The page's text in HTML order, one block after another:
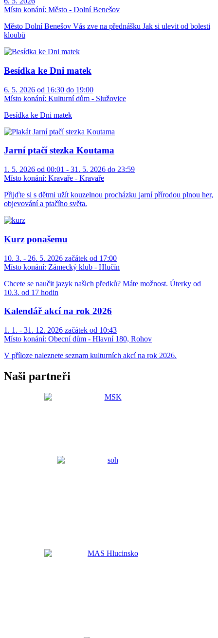
Místo konání: Město - Dolní Benešov
Město Dolní Benešov Vás zve na přednášku Jak si ulevit od bolesti
kloubů
Besídka ke Dni matek
6. 5. 2026 od 16:30 do 19:00
Místo konání: Kulturní dům - Služovice
Besídka ke Dni matek
Jarní ptačí stezka Koutama
1. 5. 2026 od 00:01 - 31. 5. 2026 do 23:59
Místo konání: Kravaře - Kravaře
Přijďte si s dětmi užít kouzelnou procházku jarní přírodou plnou her,
objevování a ptačího světa.
Kurz ponašemu
10. 3. - 26. 5. 2026 začátek od 17:00
Místo konání: Zámecký klub - Hlučín
Chcete se naučit jazyk našich předků? Máte možnost. Úterky od
10.3. od 17 hodin
Kalendář akcí na rok 2026
1. 1. - 31. 12. 2026 začátek od 10:43
Místo konání: Obecní dům - Hlavní 180, Rohov
V příloze naleznete seznam kulturních akcí na rok 2026.
Naši partneři